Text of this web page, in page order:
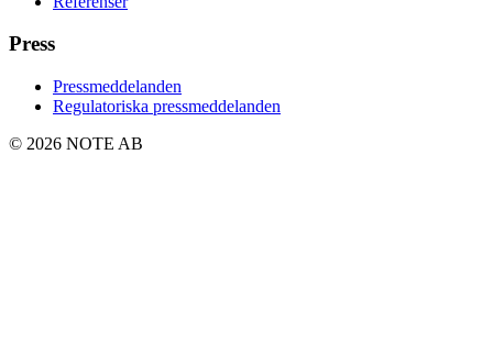
Press
Pressmeddelanden
Regulatoriska pressmeddelanden
© 2026 NOTE AB